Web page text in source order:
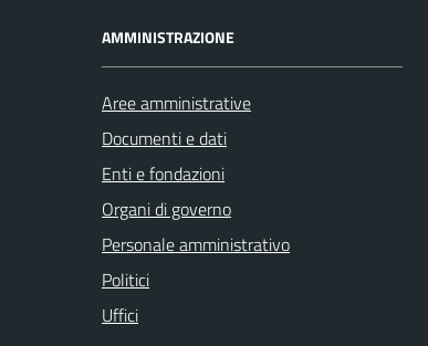
AMMINISTRAZIONE
Aree amministrative
Documenti e dati
Enti e fondazioni
Organi di governo
Personale amministrativo
Politici
Uffici